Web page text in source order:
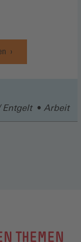
Entgelt Arbeit
THEMEN